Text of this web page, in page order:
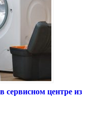
сервисном центре из